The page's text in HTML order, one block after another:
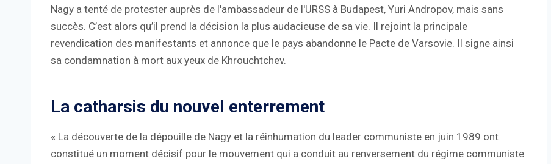
Nagy a tenté de protester auprès de l'ambassadeur de l'URSS à Budapest, Yuri Andropov, mais sans
succès. C’est alors qu’il prend la décision la plus audacieuse de sa vie. Il rejoint la principale
revendication des manifestants et annonce que le pays abandonne le Pacte de Varsovie. Il signe ainsi
sa condamnation à mort aux yeux de Khrouchtchev.
La catharsis du nouvel enterrement
« La découverte de la dépouille de Nagy et la réinhumation du leader communiste en juin 1989 ont
constitué un moment décisif pour le mouvement qui a conduit au renversement du régime communiste